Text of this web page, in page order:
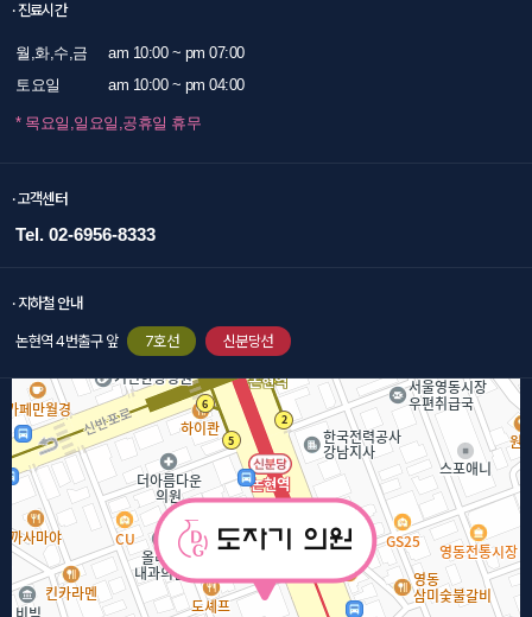
· 진료시간
월,화,수,금
am 10:00 ~ pm 07:00
토요일
am 10:00 ~ pm 04:00
* 목요일,일요일,공휴일 휴무
· 고객센터
Tel. 02-6956-8333
· 지하철 안내
논현역 4번출구 앞 7호선 신분당선